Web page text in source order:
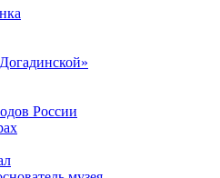
России